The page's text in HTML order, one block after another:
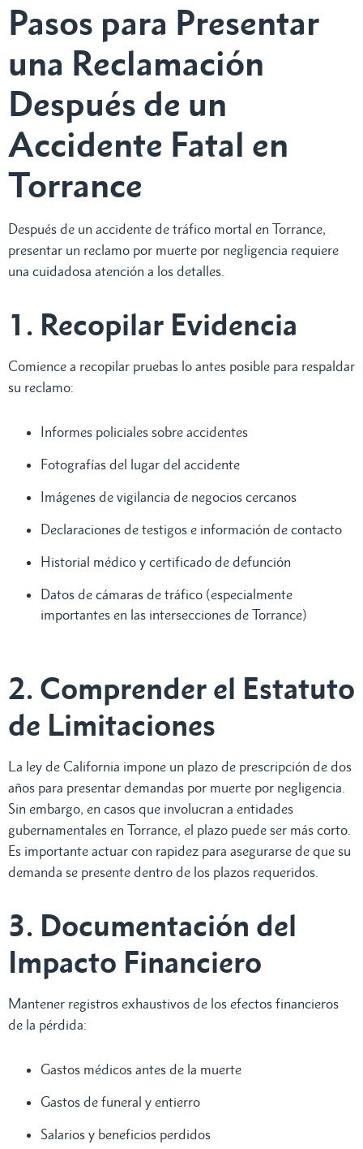
Pasos para Presentar
una Reclamación
Después de un
Accidente Fatal en
Torrance
Después de un accidente de tráfico mortal en Torrance,
presentar un reclamo por muerte por negligencia requiere
una cuidadosa atención a los detalles.
1. Recopilar Evidencia
Comience a recopilar pruebas lo antes posible para respaldar
su reclamo:
Informes policiales sobre accidentes
Fotografías del lugar del accidente
Imágenes de vigilancia de negocios cercanos
Declaraciones de testigos e información de contacto
Historial médico y certificado de defunción
Datos de cámaras de tráfico (especialmente
importantes en las intersecciones de Torrance)
2. Comprender el Estatuto
de Limitaciones
La ley de California impone un plazo de prescripción de dos
años para presentar demandas por muerte por negligencia.
Sin embargo, en casos que involucran a entidades
gubernamentales en Torrance, el plazo puede ser más corto.
Es importante actuar con rapidez para asegurarse de que su
demanda se presente dentro de los plazos requeridos.
3. Documentación del
Impacto Financiero
Mantener registros exhaustivos de los efectos financieros
de la pérdida:
Gastos médicos antes de la muerte
Gastos de funeral y entierro
Salarios y beneficios perdidos